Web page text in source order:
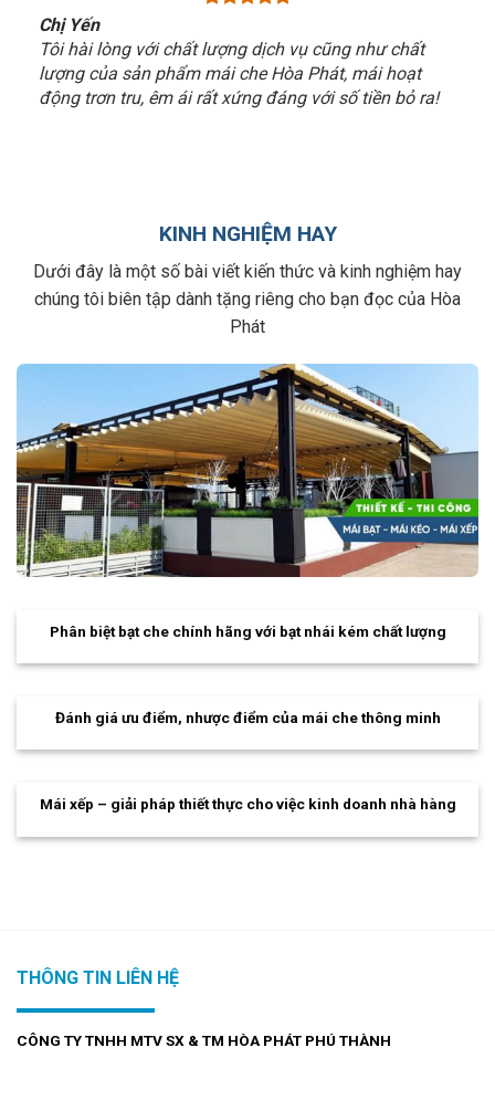
Chị Yến
Tôi hài lòng với chất lượng dịch vụ cũng như chất
lượng của sản phẩm mái che Hòa Phát, mái hoạt
động trơn tru, êm ái rất xứng đáng với số tiền bỏ ra!
KINH NGHIỆM HAY
Dưới đây là một số bài viết kiến thức và kinh nghiệm hay
chúng tôi biên tập dành tặng riêng cho bạn đọc của Hòa
Phát
Phân biệt bạt che chính hãng với bạt nhái kém chất lượng
Đánh giá ưu điểm, nhược điểm của mái che thông minh
Mái xếp – giải pháp thiết thực cho việc kinh doanh nhà hàng
THÔNG TIN LIÊN HỆ
CÔNG TY TNHH MTV SX & TM HÒA PHÁT PHÚ THÀNH